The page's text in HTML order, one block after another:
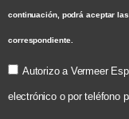
continuación, podrá aceptar
correspondiente.
Autorizo a Vermeer
electrónico o por teléfono